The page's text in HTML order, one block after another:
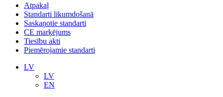
Atpakaļ
Standarti likumdošanā
Saskaņotie standarti
CE marķējums
Tiesību akti
Piemērojamie standarti
LV
LV
EN